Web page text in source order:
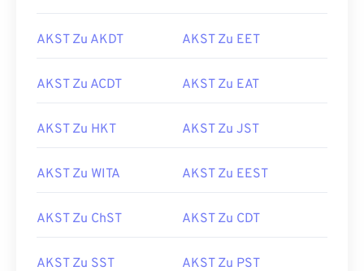
AKST Zu AKDT AKST Zu EET
AKST Zu ACDT AKST Zu EAT
AKST Zu HKT AKST Zu JST
AKST Zu WITA AKST Zu EEST
AKST Zu ChST AKST Zu CDT
AKST Zu SST AKST Zu PST